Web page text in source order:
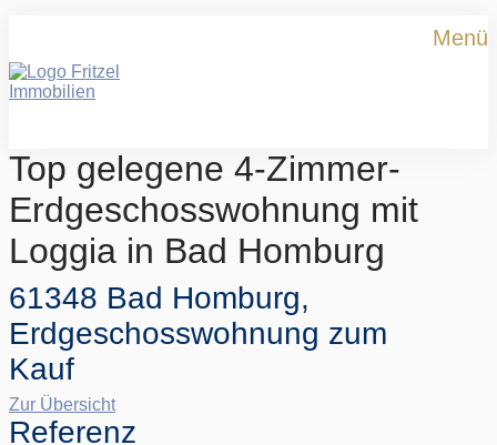
Menü
Top gelegene 4-Zimmer-
Erdgeschosswohnung mit
Loggia in Bad Homburg
61348 Bad Homburg,
Erdgeschosswohnung zum
Kauf
Zur Übersicht
Referenz